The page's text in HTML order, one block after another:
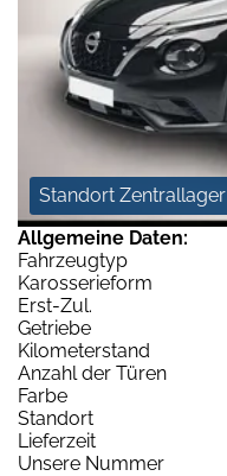
Standort Zentrallager
Allgemeine Daten:
Fahrzeugtyp
Karosserieform
Erst-Zul.
Getriebe
Kilometerstand
Anzahl der Türen
Farbe
Standort
Lieferzeit
Unsere Nummer